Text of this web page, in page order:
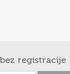
bez registracije